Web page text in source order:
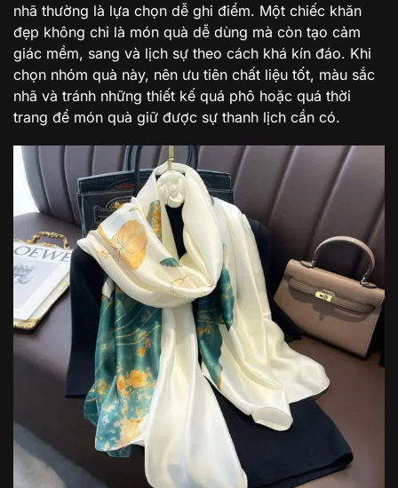
nhã thường là lựa chọn dễ ghi điểm. Một chiếc khăn
đẹp không chỉ là món quà dễ dùng mà còn tạo cảm
giác mềm, sang và lịch sự theo cách khá kín đáo. Khi
chọn nhóm quà này, nên ưu tiên chất liệu tốt, màu sắc
nhã và tránh những thiết kế quá phô hoặc quá thời
trang để món quà giữ được sự thanh lịch cần có.